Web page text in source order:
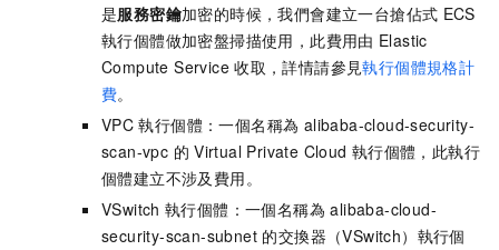
是服務密鑰加密的時候，我們會建立一台搶佔式 ECS
執行個體做加密盤掃描使用，此費用由 Elastic
Compute Service 收取，詳情請參見執行個體規格計
費。
VPC 執行個體：一個名稱為 alibaba-cloud-security-
scan-vpc 的 Virtual Private Cloud 執行個體，此執行
個體建立不涉及費用。
VSwitch 執行個體：一個名稱為 alibaba-cloud-
security-scan-subnet 的交換器（VSwitch）執行個